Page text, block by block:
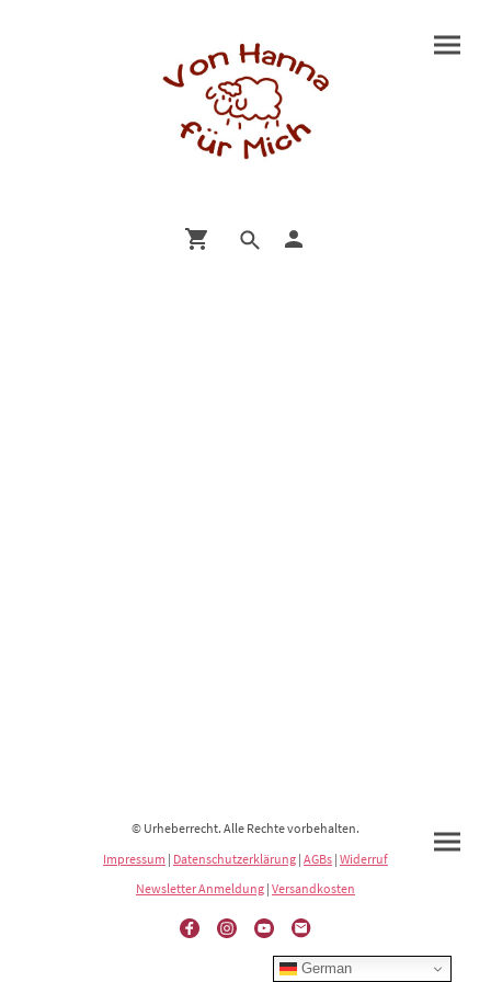
© Urheberrecht. Alle Rechte vorbehalten.
Impressum | Datenschutzerklärung | AGBs | Widerruf
Newsletter Anmeldung | Versandkosten
German